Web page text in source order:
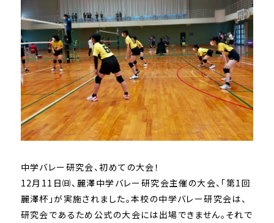
中学バレー研究会、初めての大会！
12月11日㈰、麗澤中学バレー研究会主催の大会、「第1回
麗澤杯」が実施されました。本校の中学バレー研究会は、
研究会であるため公式の大会には出場できません。それで